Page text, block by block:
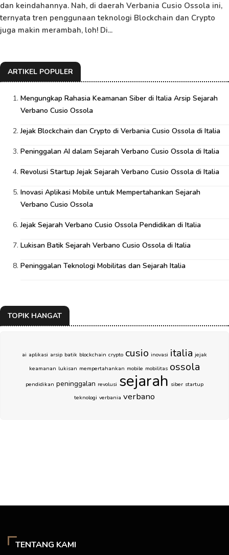
dan keindahannya. Nah, di daerah Verbania Cusio Ossola ini,
ternyata tren penggunaan teknologi Blockchain dan Crypto
juga makin merambah, loh! Di...
ARTIKEL POPULER
Mengungkap Rahasia Keamanan Siber di Italia Arsip Sejarah
Verbano Cusio Ossola
Jejak Blockchain dan Crypto di Verbania Cusio Ossola di Italia
Peninggalan AI dalam Sejarah Verbano Cusio Ossola di Italia
Revolusi Startup Jejak Sejarah Verbano Cusio Ossola di Italia
Inovasi Aplikasi Mobile untuk Mempertahankan Sejarah
Verbano Cusio Ossola
Jejak Sejarah Verbano Cusio Ossola Pendidikan di Italia
Lukisan Batik Sejarah Verbano Cusio Ossola di Italia
Peninggalan Teknologi Mobilitas dan Sejarah Italia
TOPIK HANGAT
ai aplikasi arsip batik blockchain crypto cusio inovasi italia jejak
keamanan lukisan mempertahankan mobile mobilitas ossola
pendidikan peninggalan revolusi sejarah siber startup
teknologi verbania verbano
TENTANG KAMI